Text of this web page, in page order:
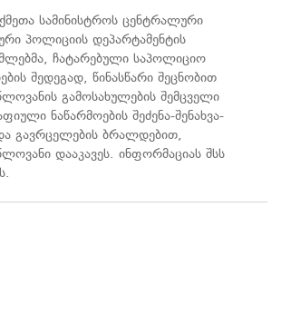
სამინისტროს ცენტრალური
პოლიციის დეპარტამენტის
ჩატარებული საპოლიციო
შედეგად, წინასწარი შეცნობით
გამოსახულების შემცველი
ნაწარმოების შეძენა-შენახვა-
გავრცელების ბრალდებით,
დააკავეს. ინფორმაციას შსს